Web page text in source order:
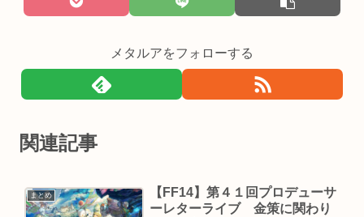
メタルアをフォローする
関連記事
まとめ
【FF14】第４１回プロデューサ
ーレターライブ 金策に関わり